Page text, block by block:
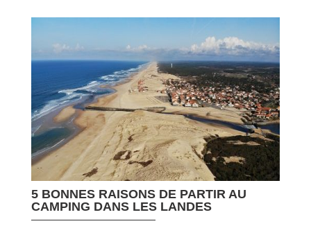
5 BONNES RAISONS DE PARTIR AU
CAMPING DANS LES LANDES